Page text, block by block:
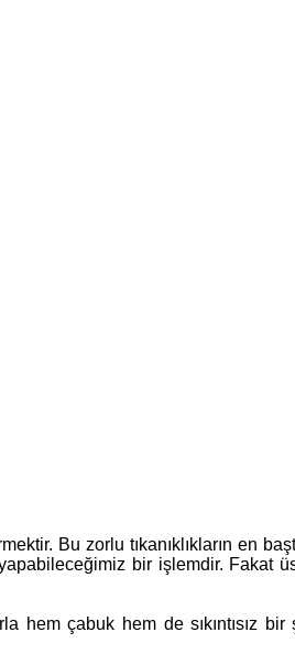
Bu zorlu tıkanıklıkların en
yapabileceğimiz bir işlemdir.
hem çabuk hem de